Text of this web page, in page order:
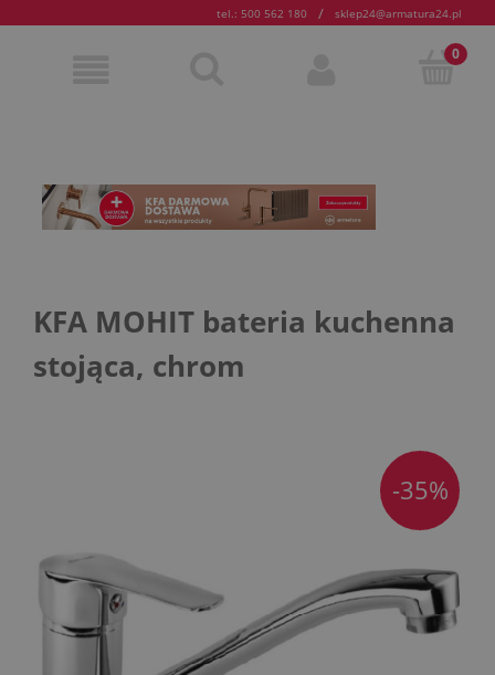
tel.: 500 562 180 / sklep24@armatura24.pl
KFA MOHIT bateria kuchenna
stojąca, chrom
-35%